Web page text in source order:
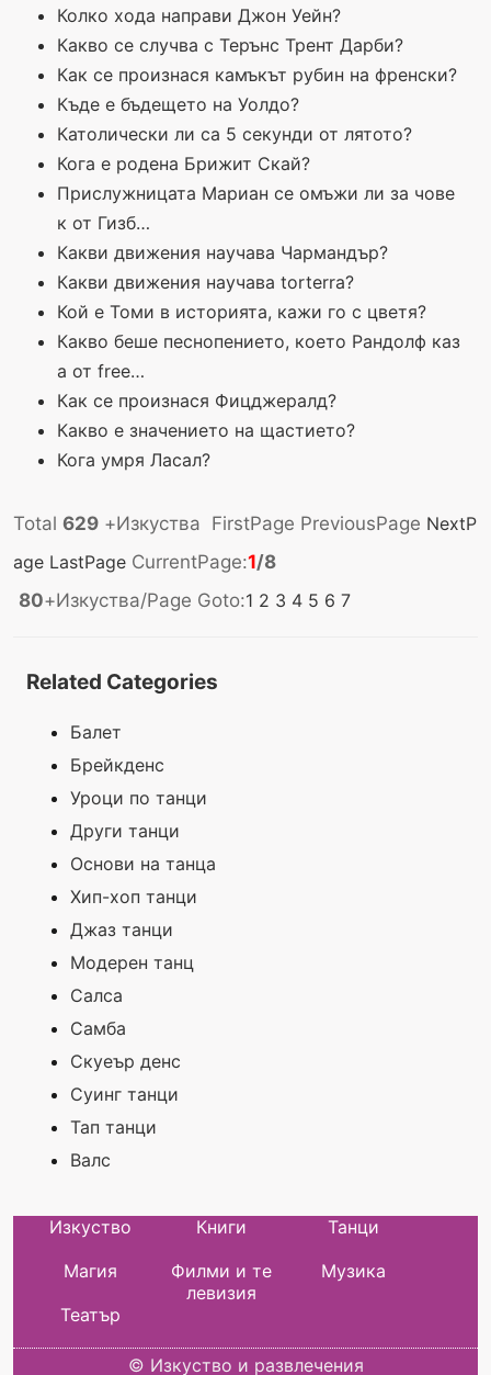
Колко хода направи Джон Уейн?
Какво се случва с Терънс Трент Дарби?
Как се произнася камъкът рубин на френски?
Къде е бъдещето на Уолдо?
Католически ли са 5 секунди от лятото?
Кога е родена Брижит Скай?
Прислужницата Мариан се омъжи ли за чове
к от Гизб…
Какви движения научава Чармандър?
Какви движения научава torterra?
Кой е Томи в историята, кажи го с цветя?
Какво беше песнопението, което Рандолф каз
а от free…
Как се произнася Фицджералд?
Какво е значението на щастието?
Кога умря Ласал?
Total 629 +Изкуства FirstPage PreviousPage NextP
age LastPage CurrentPage:1/8
80+Изкуства/Page Goto:1 2 3 4 5 6 7
Related Categories
Балет
Брейкденс
Уроци по танци
Други танци
Основи на танца
Хип-хоп танци
Джаз танци
Модерен танц
Салса
Самба
Скуеър денс
Суинг танци
Тап танци
Валс
Изкуство Книги
Танци
Магия
Филми и те
левизия
Музика
Театър
© Изкуство и развлечения